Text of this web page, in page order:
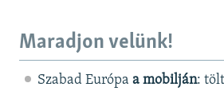
Maradjon velünk!
Szabad Európa a mobilján: